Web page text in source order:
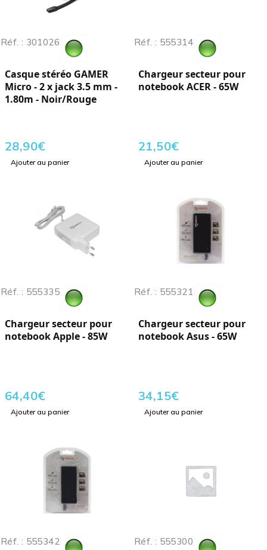
Réf. : 301026
Casque stéréo GAMER
Micro - 2 x jack 3.5 mm -
1.80m - Noir/Rouge
28,90€
Ajouter au panier
Réf. : 555314
Chargeur secteur pour
notebook ACER - 65W
21,50€
Ajouter au panier
Réf. : 555335
Chargeur secteur pour
notebook Apple - 85W
64,40€
Ajouter au panier
Réf. : 555321
Chargeur secteur pour
notebook Asus - 65W
34,15€
Ajouter au panier
Réf. : 555342 Réf. : 555300